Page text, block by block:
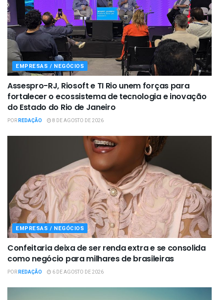
EMPRESAS / NEGÓCIOS
Assespro-RJ, Riosoft e TI Rio unem forças para
fortalecer o ecossistema de tecnologia e inovação
do Estado do Rio de Janeiro
PORREDAÇÃO 8 DE AGOSTO DE 2026
EMPRESAS / NEGÓCIOS
Confeitaria deixa de ser renda extra e se consolida
como negócio para milhares de brasileiras
PORREDAÇÃO 6 DE AGOSTO DE 2026